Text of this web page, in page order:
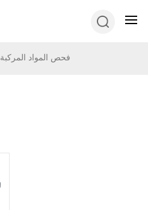
فحص المواد المركبة